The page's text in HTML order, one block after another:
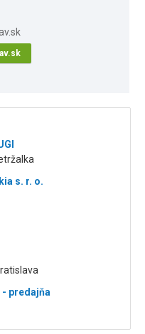
s. r. o.
predajňa